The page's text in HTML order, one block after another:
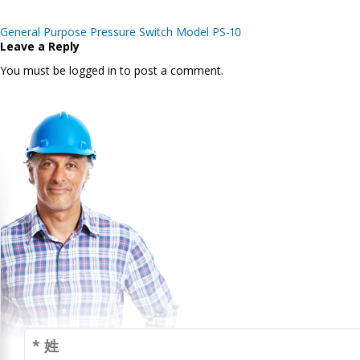
Post
navigation
General Purpose Pressure Switch Model PS-10
Leave a Reply
You must be logged in to post a comment.